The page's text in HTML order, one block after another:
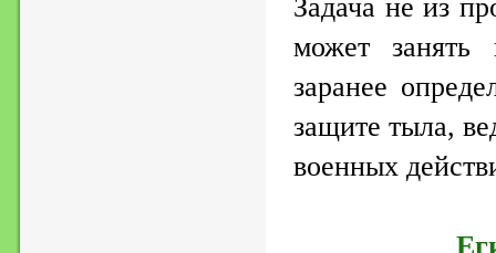
Задача не из
может занять
заранее
защите тыла,
военных